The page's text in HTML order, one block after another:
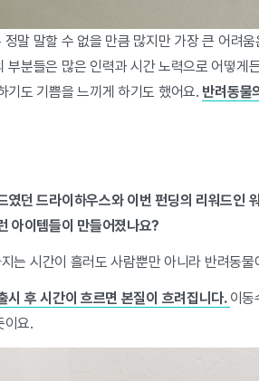
말 말할 수 없을 만큼 많지만 가장 큰 어려
부분들은 많은 인력과 시간 노력으로 어떻
기도 기쁨을 느끼게 하기도 했어요. 반려동물
였던 드라이하우스와 이번 펀딩의 리워드인
아이템들이 만들어졌나요?
는 시간이 흘러도 사람뿐만 아니라 반려동
시 후 시간이 흐르면 본질이 흐려집니다. 이동
이요.